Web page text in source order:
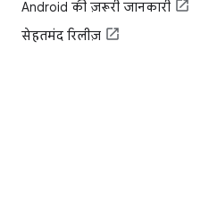
Android की ज़रूरी जानकारी
सेहतमंद रिलीज़